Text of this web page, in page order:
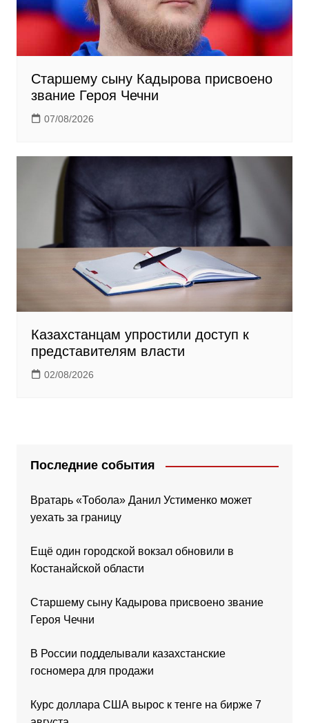
Старшему сыну Кадырова присвоено
звание Героя Чечни
07/08/2026
Казахстанцам упростили доступ к
представителям власти
02/08/2026
Последние события
Вратарь «Тобола» Данил Устименко может
уехать за границу
Ещё один городской вокзал обновили в
Костанайской области
Старшему сыну Кадырова присвоено звание
Героя Чечни
В России подделывали казахстанские
госномера для продажи
Курс доллара США вырос к тенге на бирже 7